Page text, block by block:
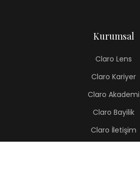
Kurumsal
Claro Lens
Claro Kariyer
Claro Akademi
Claro Bayilik
Claro İletişim